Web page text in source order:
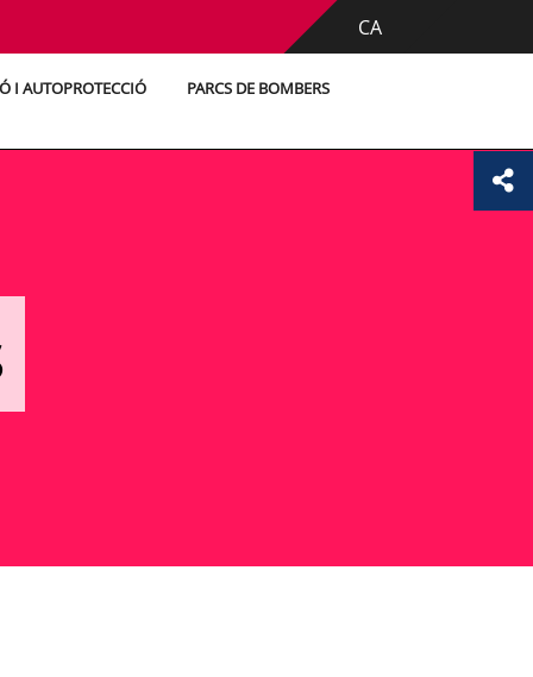
CA
I AUTOPROTECCIÓ PARCS DE BOMBERS